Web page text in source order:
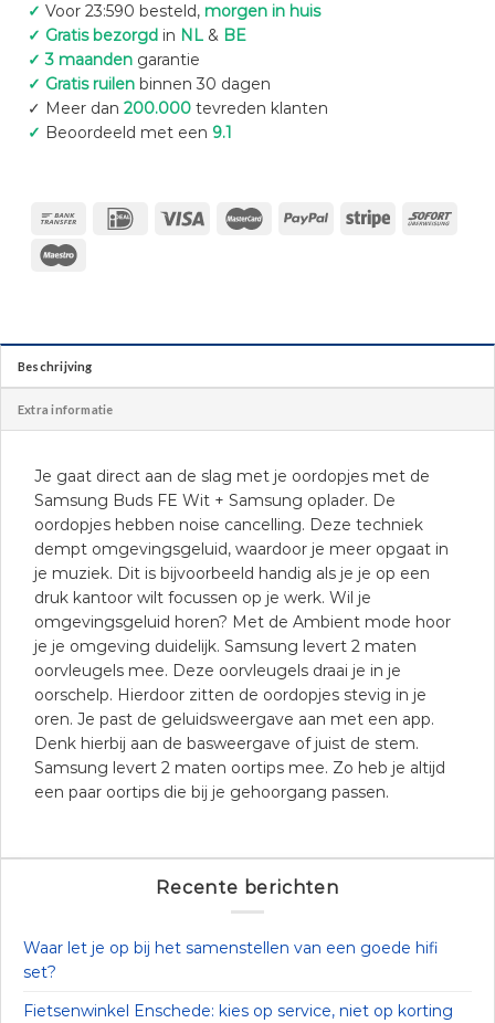
✓ Voor 23:590 besteld, morgen in huis
✓ Gratis bezorgd in NL& BE
✓ 3 maanden garantie
✓ Gratis ruilenbinnen 30 dagen
✓ Meer dan 200.000tevreden klanten
✓ Beoordeeld met een 9.1
Beschrijving
Extra informatie
Je gaat direct aan de slag met je oordopjes met de
Samsung Buds FE Wit + Samsung oplader. De
oordopjes hebben noise cancelling. Deze techniek
dempt omgevingsgeluid, waardoor je meer opgaat in
je muziek. Dit is bijvoorbeeld handig als je je op een
druk kantoor wilt focussen op je werk. Wil je
omgevingsgeluid horen? Met de Ambient mode hoor
je je omgeving duidelijk. Samsung levert 2 maten
oorvleugels mee. Deze oorvleugels draai je in je
oorschelp. Hierdoor zitten de oordopjes stevig in je
oren. Je past de geluidsweergave aan met een app.
Denk hierbij aan de basweergave of juist de stem.
Samsung levert 2 maten oortips mee. Zo heb je altijd
een paar oortips die bij je gehoorgang passen.
Recente berichten
Waar let je op bij het samenstellen van een goede hifi
set?
Fietsenwinkel Enschede: kies op service, niet op korting